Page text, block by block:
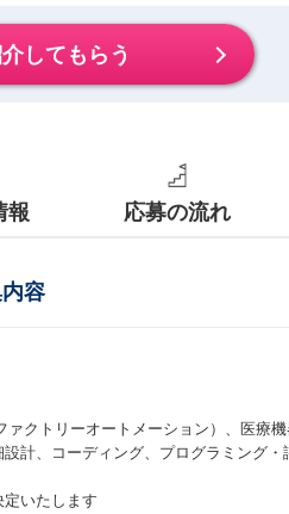
してもらう
報 応募の流れ
容
クトリーオートメーション）、医療機
計、コーディング、プログラミング
いたします